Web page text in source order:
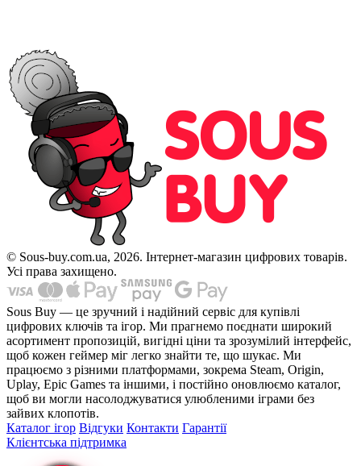
© Sous-buy.com.ua, 2026. Інтернет-магазин цифрових товарів.
Усі права захищено.
Sous Buy — це зручний і надійний сервіс для купівлі
цифрових ключів та ігор. Ми прагнемо поєднати широкий
асортимент пропозицій, вигідні ціни та зрозумілий інтерфейс,
щоб кожен геймер міг легко знайти те, що шукає. Ми
працюємо з різними платформами, зокрема Steam, Origin,
Uplay, Epic Games та іншими, і постійно оновлюємо каталог,
щоб ви могли насолоджуватися улюбленими іграми без
зайвих клопотів.
Каталог ігор Відгуки Контакти Гарантії
Клієнтська підтримка